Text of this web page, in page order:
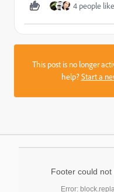
4 people
This post is no longer
help?Start a
Footer could not
Error: